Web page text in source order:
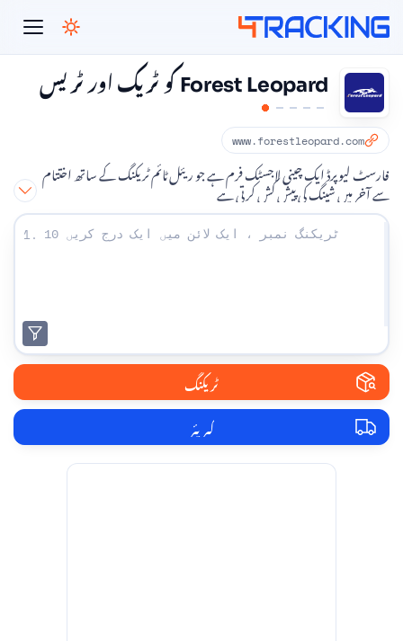
4Tracking
Forest Leopard کو ٹریک اور ٹریس
www.forestleopard.com
فارسٹ لیوپرڈ ایک چینی لاجسٹک فرم ہے جو ریئل ٹائم ٹریکنگ کے ساتھ اختتام
سے آخر میں شپنگ کی پیش کش کرتی ہے
اپنے ٹریکنگ نمبر درج کریں: 1.
ٹریکنگ
کیریئر